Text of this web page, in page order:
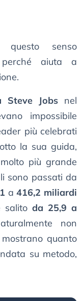
senso
perché aiuta a
Steve Jobs nel
impossibile
più celebrati
la sua guida,
più grande
sono passati da
a416,2 miliardi
salito da 25,9 a
non
quanto
su metodo,